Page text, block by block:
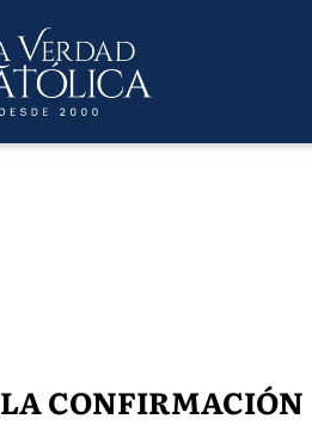
LA CONFIRMACIÓN